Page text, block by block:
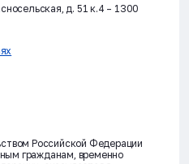
д. 51 к.4 – 1300
Российской Федерации
гражданам, временно